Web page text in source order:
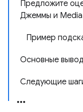
Предложите
Джеммы и
Пример
Основные
Следующие